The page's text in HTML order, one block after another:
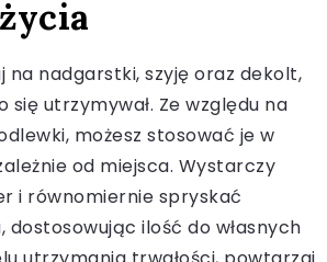
na nadgarstki, szyję oraz dekolt,
się utrzymywał. Ze względu na
możesz stosować je w
od miejsca. Wystarczy
i równomiernie spryskać
dostosowując ilość do własnych